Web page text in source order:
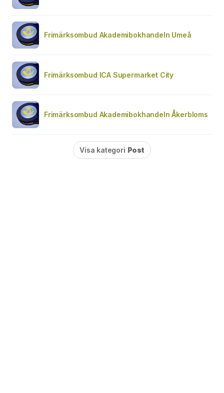
Frimärksombud Akademibokhandeln Umeå
Frimärksombud ICA Supermarket City
Frimärksombud Akademibokhandeln Åkerbloms
Visa kategori Post